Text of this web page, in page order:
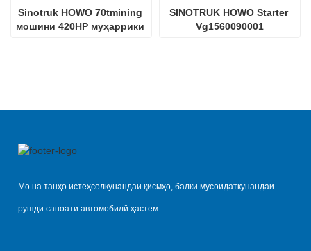
Sinotruk HOWO 70tmining
мошини 420HP муҳаррики
SINOTRUK HOWO Starter
Vg1560090001
Мо на танҳо истеҳсолкунандаи қисмҳо, балки мусоидаткунандаи
рушди саноати автомобилӣ ҳастем.